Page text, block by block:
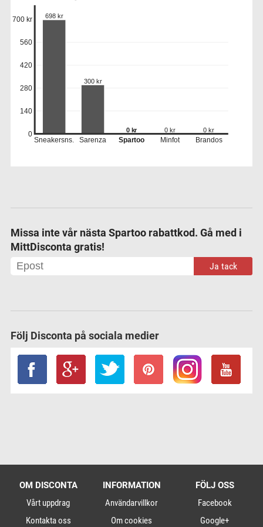
0
140
280
420
560
700 kr 698 kr
Sneakersns.
300 kr
Sarenza
0 kr
Spartoo
0 kr
Minfot
0 kr
Brandos
Missa inte vår nästa Spartoo rabattkod. Gå med i
MittDisconta gratis!
Ja tack
Följ Disconta på sociala medier
OM DISCONTA
Vårt uppdrag
Kontakta oss
INFORMATION
Användarvillkor
Om cookies
FÖLJ OSS
Facebook
Google+